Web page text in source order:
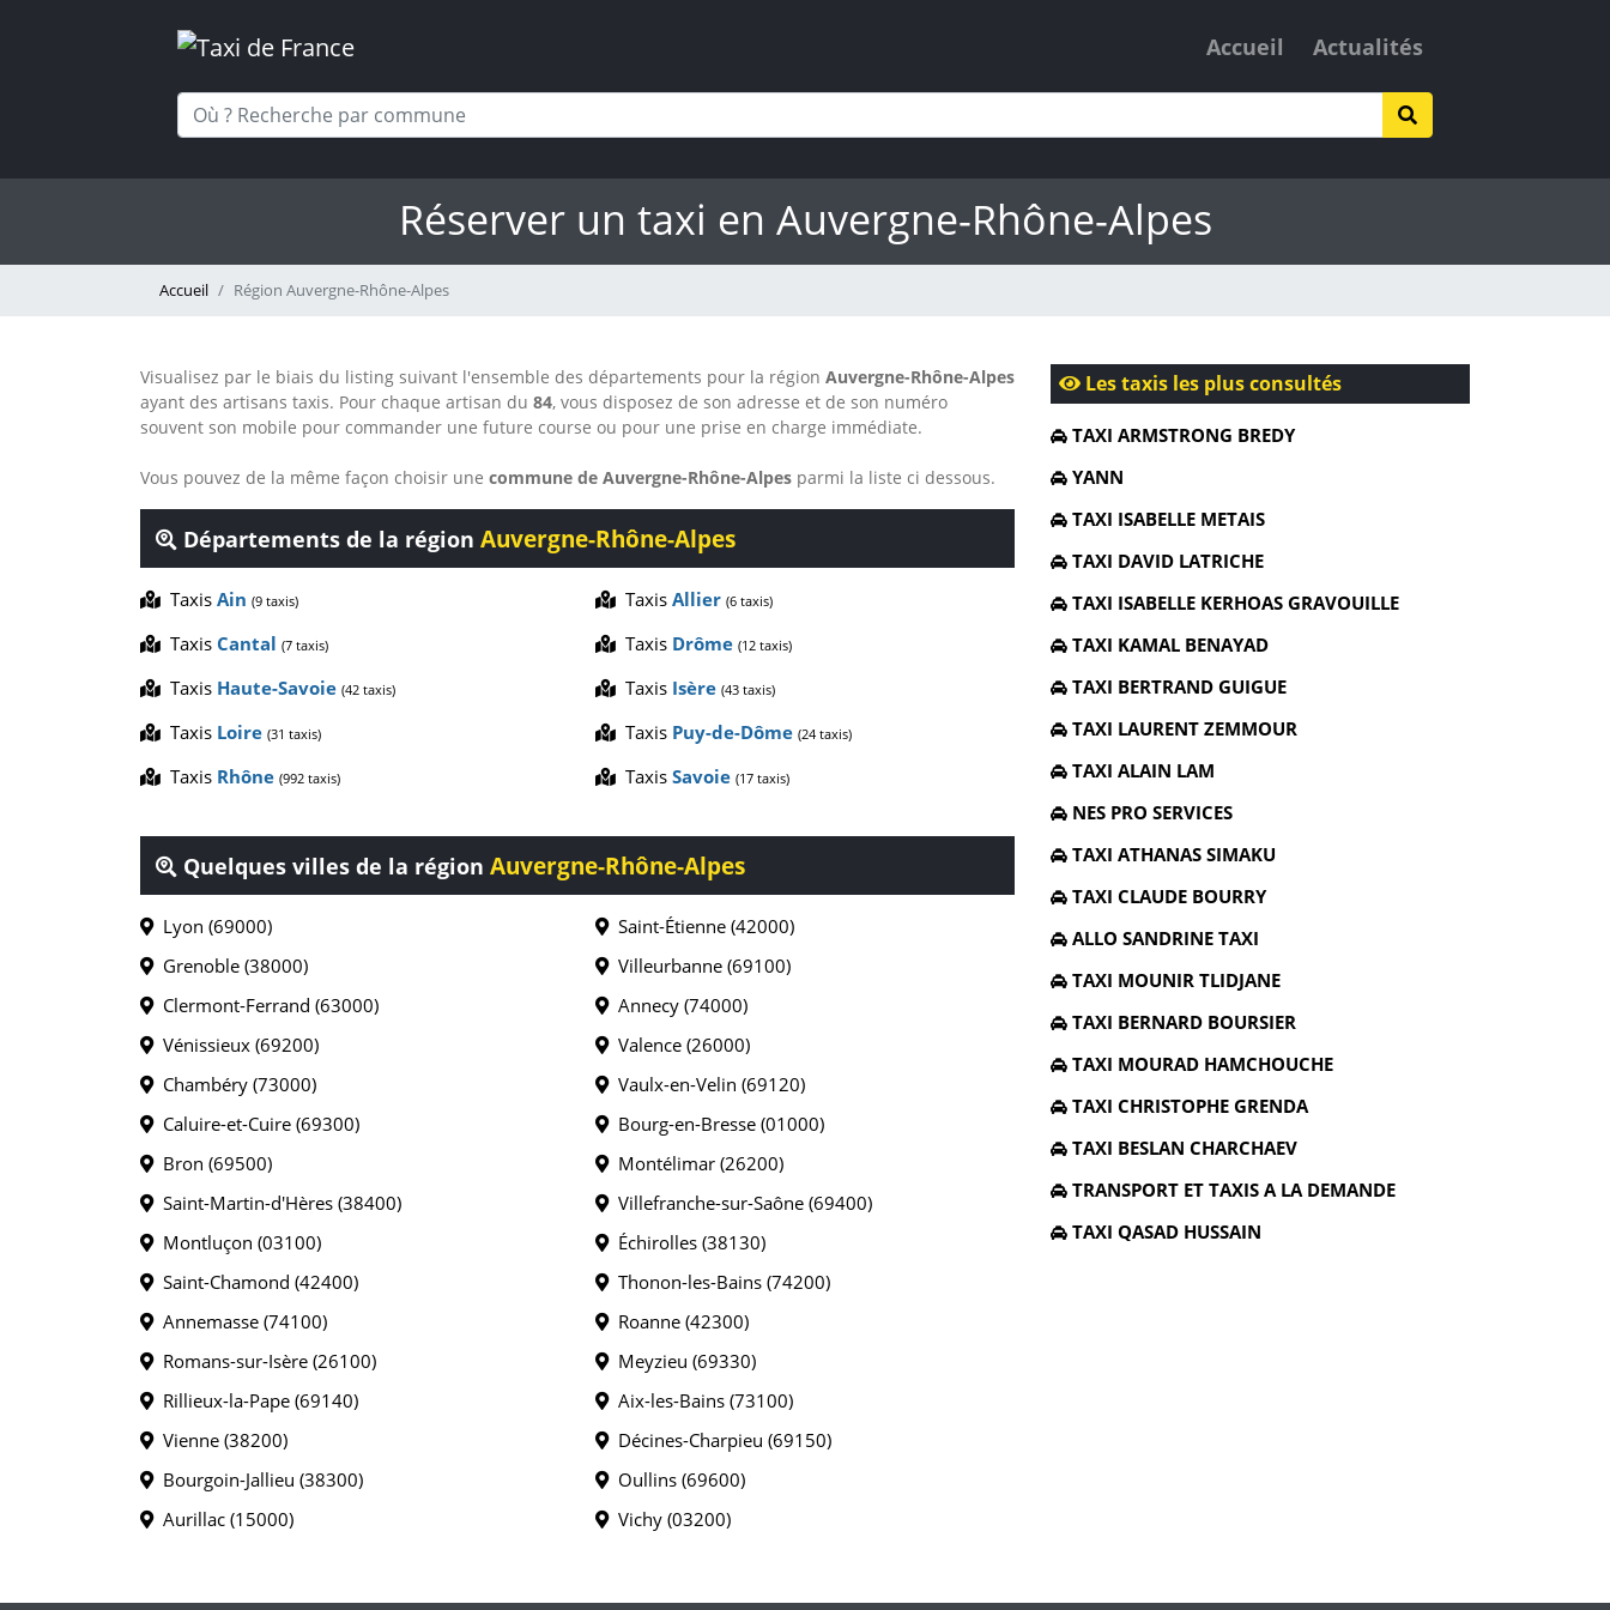
Accueil Actualités
Réserver un taxi en Auvergne-Rhône-Alpes
Accueil Région Auvergne-Rhône-Alpes
Visualisez par le biais du listing suivant l'ensemble des départements pour la région Auvergne-Rhône-Alpes
ayant des artisans taxis. Pour chaque artisan du 84, vous disposez de son adresse et de son numéro
souvent son mobile pour commander une future course ou pour une prise en charge immédiate.
Vous pouvez de la même façon choisir une commune de Auvergne-Rhône-Alpes parmi la liste ci dessous.
Départements de la région Auvergne-Rhône-Alpes
Taxis Ain (9 taxis) Taxis Allier (6 taxis)
Taxis Cantal (7 taxis) Taxis Drôme (12 taxis)
Taxis Haute-Savoie (42 taxis) Taxis Isère (43 taxis)
Taxis Loire (31 taxis) Taxis Puy-de-Dôme (24 taxis)
Taxis Rhône (992 taxis) Taxis Savoie (17 taxis)
Quelques villes de la région Auvergne-Rhône-Alpes
Lyon (69000)
Saint-Étienne (42000)
Grenoble (38000)
Villeurbanne (69100)
Clermont-Ferrand (63000)
Annecy (74000)
Vénissieux (69200)
Valence (26000)
Chambéry (73000)
Vaulx-en-Velin (69120)
Caluire-et-Cuire (69300)
Bourg-en-Bresse (01000)
Bron (69500)
Montélimar (26200)
Saint-Martin-d'Hères (38400)
Villefranche-sur-Saône (69400)
Montluçon (03100)
Échirolles (38130)
Saint-Chamond (42400)
Thonon-les-Bains (74200)
Annemasse (74100)
Roanne (42300)
Romans-sur-Isère (26100)
Meyzieu (69330)
Rillieux-la-Pape (69140)
Aix-les-Bains (73100)
Vienne (38200)
Décines-Charpieu (69150)
Bourgoin-Jallieu (38300)
Oullins (69600)
Aurillac (15000)
Vichy (03200)
Les taxis les plus consultés
TAXI ARMSTRONG BREDY
YANN
TAXI ISABELLE METAIS
TAXI DAVID LATRICHE
TAXI ISABELLE KERHOAS GRAVOUILLE
TAXI KAMAL BENAYAD
TAXI BERTRAND GUIGUE
TAXI LAURENT ZEMMOUR
TAXI ALAIN LAM
NES PRO SERVICES
TAXI ATHANAS SIMAKU
TAXI CLAUDE BOURRY
ALLO SANDRINE TAXI
TAXI MOUNIR TLIDJANE
TAXI BERNARD BOURSIER
TAXI MOURAD HAMCHOUCHE
TAXI CHRISTOPHE GRENDA
TAXI BESLAN CHARCHAEV
TRANSPORT ET TAXIS A LA DEMANDE
TAXI QASAD HUSSAIN